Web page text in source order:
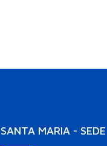
SANTA MARIA - SEDE